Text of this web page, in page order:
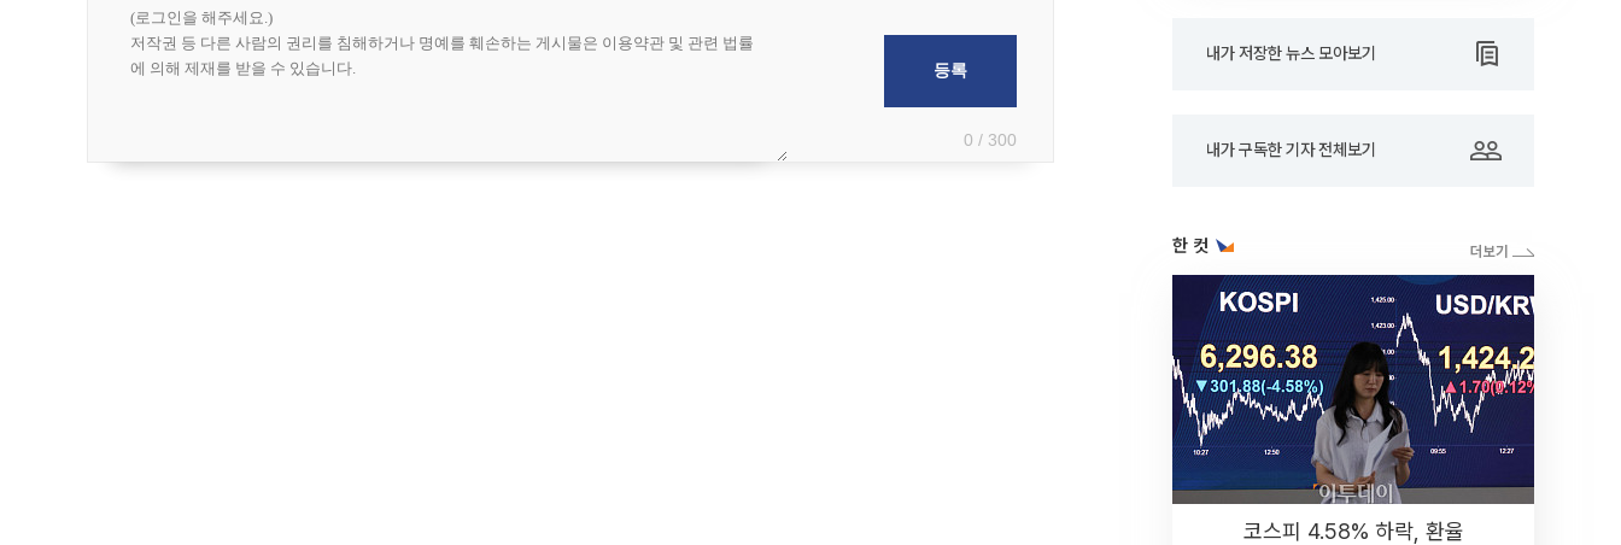
0 / 300
내가 저장한 뉴스 모아보기
내가 구독한 기자 전체보기
한 컷
코스피 4.58% 하락, 환율